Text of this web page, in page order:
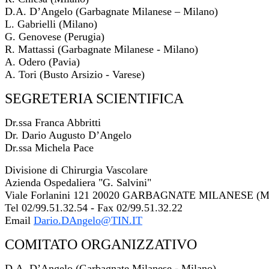
D.A. D’Angelo (Garbagnate Milanese – Milano)
L. Gabrielli (Milano)
G. Genovese (Perugia)
R. Mattassi (Garbagnate Milanese - Milano)
A. Odero (Pavia)
A. Tori (Busto Arsizio - Varese)
SEGRETERIA SCIENTIFICA
Dr.ssa Franca Abbritti
Dr. Dario Augusto D’Angelo
Dr.ssa Michela Pace
Divisione di Chirurgia Vascolare
Azienda Ospedaliera "G. Salvini"
Viale Forlanini 121 20020 GARBAGNATE MILANESE
Tel 02/99.51.32.54 - Fax 02/99.51.32.22
Email Dario.DAngelo@TIN.IT
COMITATO ORGANIZZATIVO